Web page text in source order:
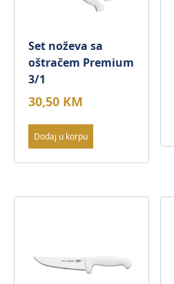
Set noževa sa
oštračem Premium
3/1
30,50 KM
Dodaj u korpu